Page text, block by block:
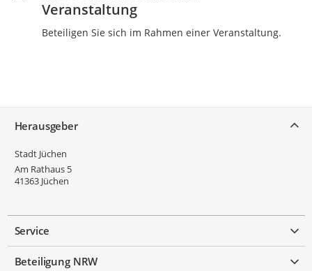
Veranstaltung
Beteiligen Sie sich im Rahmen einer Veranstaltung.
Herausgeber
Stadt Jüchen
Am Rathaus 5
41363 Jüchen
Service
Beteiligung NRW